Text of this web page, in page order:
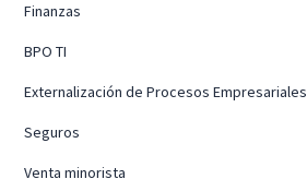
Finanzas
BPO TI
Externalización de Procesos Empresariales
Seguros
Venta minorista